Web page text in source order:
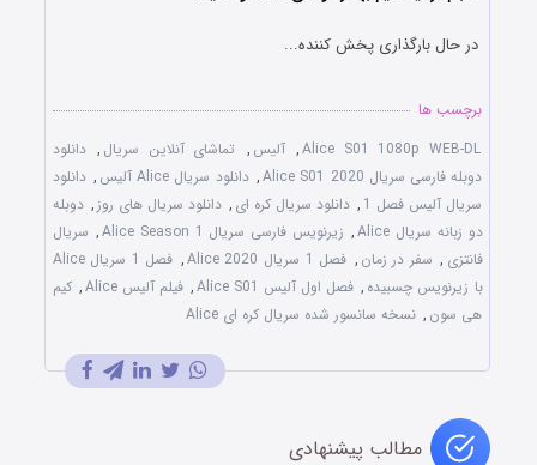
در حال بارگذاری پخش کننده...
برچسب ها
Alice S01 1080p WEB-DL
, آلیس , تماشای آنلاین سریال , دانلود
دوبله فارسی سریال Alice S01 2020
, دانلود سریال Alice آلیس , دانلود
سریال آلیس فصل 1
, دانلود سریال کره ای , دانلود سریال های روز , دوبله
دو زبانه سریال Alice
, زیرنویس فارسی سریال Alice Season 1 , سریال
فانتزی , سفر در زمان , فصل 1 سریال Alice 2020 ,
فصل 1 سریال Alice
با زیرنویس چسبیده , فصل اول آلیس Alice S01 , فیلم آلیس Alice , کیم
هی سون , نسخه سانسور شده سریال کره ای Alice
مطالب پیشنهادی